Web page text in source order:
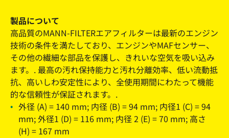
製品について
高品質のMANN-FILTERエアフィルターは最新のエンジン
技術の条件を満たしており、エンジンやMAFセンサー、
その他の繊細な部品を保護し、きれいな空気を吸い込み
ます。. 最高の汚れ保持能力と汚れ分離効率、低い流動抵
抗、高いしわ安定性により、全使用期間にわたって機能
的な信頼性が保証されます。.
外径 (A) = 140 mm; 内径 (B) = 94 mm; 内径1 (C) = 94
mm; 外径1 (D) = 116 mm; 内径 2 (E) = 70 mm; 高さ
(H) = 167 mm